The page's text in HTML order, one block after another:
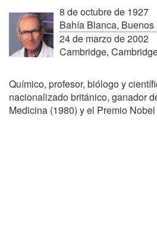
8 de octubre de 1927
Bahía Blanca,
24 de marzo de 2002
Cambridge,
Químico, profesor, biólogo y
nacionalizado británico, ganador
Medicina (1980) y el Premio